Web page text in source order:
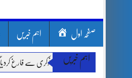
صفحہ اول اہم خبریں
اہم خبریں